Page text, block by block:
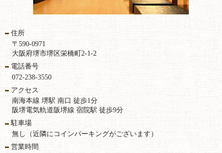
住所
〒590-0971
大阪府堺市堺区栄橋町2-1-2
電話番号
072-238-3550
アクセス
南海本線 堺駅 南口 徒歩1分
阪堺電気軌道阪堺線 宿院駅 徒歩9分
駐車場
無し（近隣にコインパーキングがございます）
営業時間